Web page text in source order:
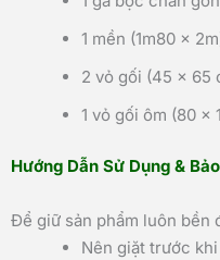
1 mền (1m80 x
2 vỏ gối (45 x 65
1 vỏ gối ôm (80 x
Hướng Dẫn Sử Dụng &
Để giữ sản phẩm luôn bền
Nên giặt trước